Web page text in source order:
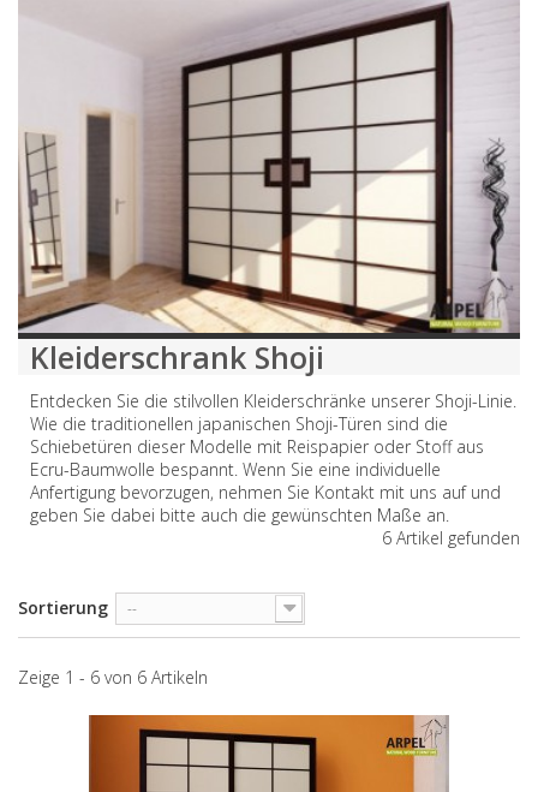
Kleiderschrank Shoji
Entdecken Sie die stilvollen Kleiderschränke unserer Shoji-Linie.
Wie die traditionellen japanischen Shoji-Türen sind die
Schiebetüren dieser Modelle mit Reispapier oder Stoff aus
Ecru-Baumwolle bespannt. Wenn Sie eine individuelle
Anfertigung bevorzugen, nehmen Sie Kontakt mit uns auf und
geben Sie dabei bitte auch die gewünschten Maße an.
6 Artikel gefunden
Sortierung --
Zeige 1 - 6 von 6 Artikeln